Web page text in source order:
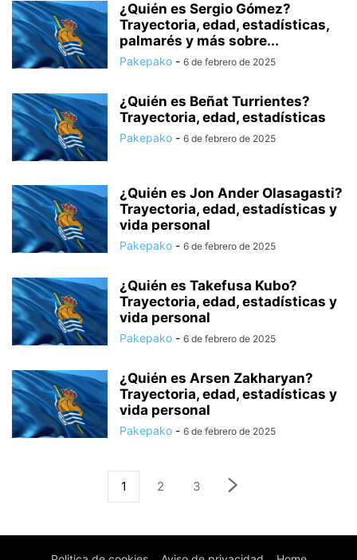
¿Quién es Sergio Gómez?
Trayectoria, edad, estadísticas,
palmarés y más sobre...
Pakepako - 6 de febrero de 2025
¿Quién es Beñat Turrientes?
Trayectoria, edad, estadísticas
Pakepako - 6 de febrero de 2025
¿Quién es Jon Ander Olasagasti?
Trayectoria, edad, estadísticas y
vida personal
Pakepako - 6 de febrero de 2025
¿Quién es Takefusa Kubo?
Trayectoria, edad, estadísticas y
vida personal
Pakepako - 6 de febrero de 2025
¿Quién es Arsen Zakharyan?
Trayectoria, edad, estadísticas y
vida personal
Pakepako - 6 de febrero de 2025
1 2 3